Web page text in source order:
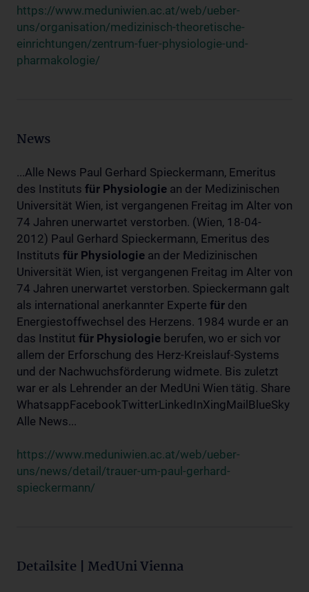
https://www.meduniwien.ac.at/web/ueber-
uns/organisation/medizinisch-theoretische-
einrichtungen/zentrum-fuer-physiologie-und-
pharmakologie/
News
...Alle News Paul Gerhard Spieckermann, Emeritus
des Instituts für Physiologie an der Medizinischen
Universität Wien, ist vergangenen Freitag im Alter von
74 Jahren unerwartet verstorben. (Wien, 18-04-
2012) Paul Gerhard Spieckermann, Emeritus des
Instituts für Physiologie an der Medizinischen
Universität Wien, ist vergangenen Freitag im Alter von
74 Jahren unerwartet verstorben. Spieckermann galt
als international anerkannter Experte für den
Energiestoffwechsel des Herzens. 1984 wurde er an
das Institut für Physiologie berufen, wo er sich vor
allem der Erforschung des Herz-Kreislauf-Systems
und der Nachwuchsförderung widmete. Bis zuletzt
war er als Lehrender an der MedUni Wien tätig. Share
WhatsappFacebookTwitterLinkedInXingMailBlueSky
Alle News...
https://www.meduniwien.ac.at/web/ueber-
uns/news/detail/trauer-um-paul-gerhard-
spieckermann/
Detailsite | MedUni Vienna